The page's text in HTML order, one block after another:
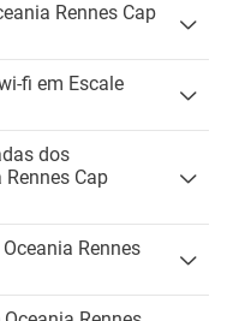
Rennes Cap
fi em Escale
dos
Cap
Rennes